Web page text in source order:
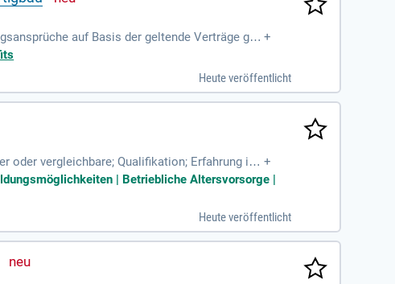
auf Basis der geltende Verträge geg
unter Hinzuziehung von Sachverständiger
+
Heute veröffentlicht
oder vergleichbare; Qualifikation; Erfahrung in
deren Wertbestimmung
+
| Betriebliche Altersvorsorge |
Heute veröffentlicht